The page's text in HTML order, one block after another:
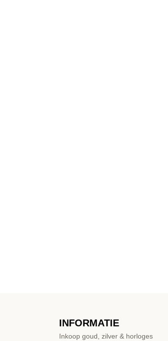
INFORMATIE
Inkoop goud, zilver & horloges